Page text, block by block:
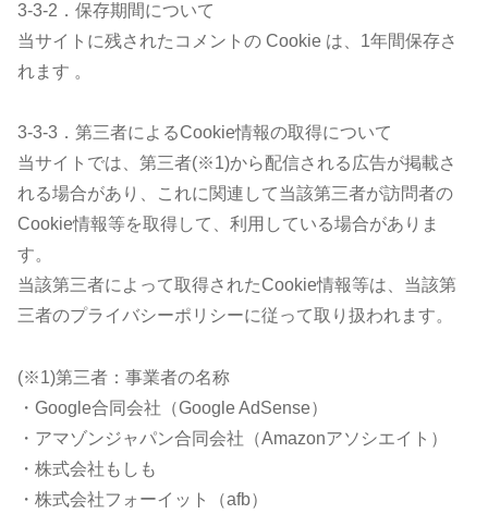
3-3-2．保存期間について
当サイトに残されたコメントの Cookie は、1年間保存さ
れます 。
3-3-3．第三者によるCookie情報の取得について
当サイトでは、第三者(※1)から配信される広告が掲載さ
れる場合があり、これに関連して当該第三者が訪問者の
Cookie情報等を取得して、利用している場合がありま
す。
当該第三者によって取得されたCookie情報等は、当該第
三者のプライバシーポリシーに従って取り扱われます。
(※1)第三者：事業者の名称
・Google合同会社（Google AdSense）
・アマゾンジャパン合同会社（Amazonアソシエイト）
・株式会社もしも
・株式会社フォーイット（afb）